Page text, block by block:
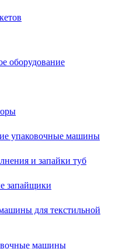
оборудование
упаковочные машины
и запайки туб
запайщики
для текстильной
машины